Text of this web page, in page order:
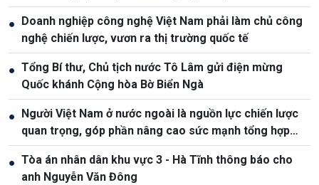
●
Doanh nghiệp công nghệ Việt Nam phải làm chủ công
nghệ chiến lược, vươn ra thị trường quốc tế
● Tổng Bí thư, Chủ tịch nước Tô Lâm gửi điện mừng
Quốc khánh Cộng hòa Bờ Biển Ngà
●
Người Việt Nam ở nước ngoài là nguồn lực chiến lược
quan trọng, góp phần nâng cao sức mạnh tổng hợp
quốc gia
● Tòa án nhân dân khu vực 3 - Hà Tĩnh thông báo cho
anh Nguyễn Văn Đông